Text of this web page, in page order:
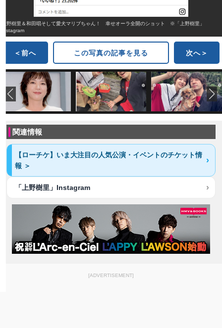
上野樹里＆和田唱そして愛犬マリブちゃん！ 幸せオーラ全開のショット ※「上野樹里」
Instagram
＜前へ この写真の記事を見る 次へ＞
関連情報
【ローチケ】いま大注目の人気公演・イベントのチケット情
報 ＞
「上野樹里」Instagram
[ADVERTISEMENT]